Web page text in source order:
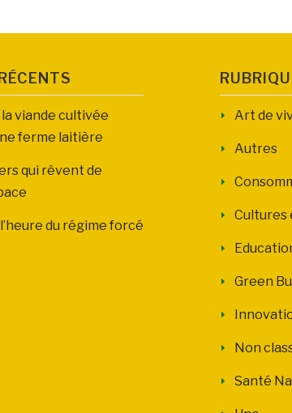
la viande cultivée
ferme laitière
qui rêvent de
du régime forcé
Art de
Autres
Cultures
Green
Non
Santé